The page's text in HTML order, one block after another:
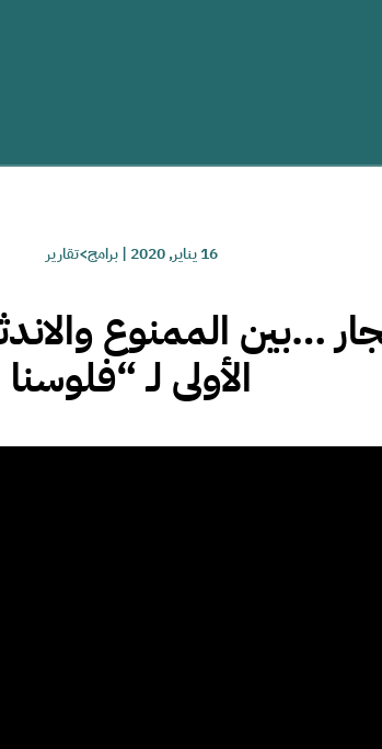
16 يناير, 2020 |برامج>تقارير
…بين الممنوع
الأولى لـ “فلوسنا